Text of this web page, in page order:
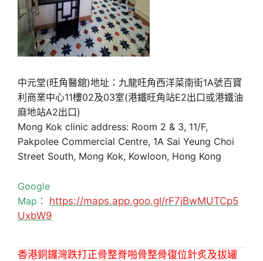
中元堂(旺角醫舘)地址：九龍旺角西洋菜南街1A號百寶
利商業中心11樓02及03室(港鐵旺角站E2出口或港鐵油
麻地站A2出口)
Mong Kok clinic address: Room 2 & 3, 11/F,
Pakpolee Commercial Centre, 1A Sai Yeung Choi
Street South, Mong Kok, Kowloon, Hong Kong
Google
Map： https://maps.app.goo.gl/rF7jBwMUTCp5
UxbW9
香港銅鑼灣跌打正骨整脊啪骨整骨復位針炙及拔罐